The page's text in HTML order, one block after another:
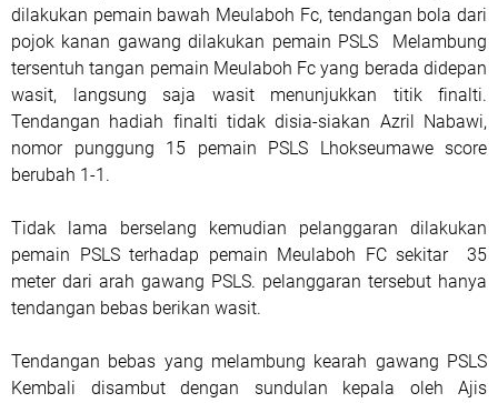
dilakukan pemain bawah Meulaboh Fc, tendangan bola dari
pojok kanan gawang dilakukan pemain PSLS Melambung
tersentuh tangan pemain Meulaboh Fc yang berada didepan
wasit, langsung saja wasit menunjukkan titik finalti.
Tendangan hadiah finalti tidak disia-siakan Azril Nabawi,
nomor punggung 15 pemain PSLS Lhokseumawe score
berubah 1-1.
Tidak lama berselang kemudian pelanggaran dilakukan
pemain PSLS terhadap pemain Meulaboh FC sekitar 35
meter dari arah gawang PSLS. pelanggaran tersebut hanya
tendangan bebas berikan wasit.
Tendangan bebas yang melambung kearah gawang PSLS
Kembali disambut dengan sundulan kepala oleh Ajis